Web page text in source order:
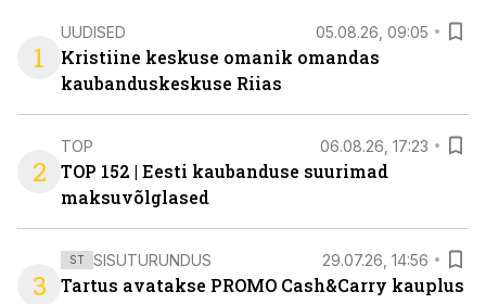
1
UUDISED 05.08.26, 09:05
Kristiine keskuse omanik omandas
kaubanduskeskuse Riias
2
TOP 06.08.26, 17:23
TOP 152 | Eesti kaubanduse suurimad
maksuvõlglased
3
ST SISUTURUNDUS 29.07.26, 14:56
Tartus avatakse PROMO Cash&Carry kauplus